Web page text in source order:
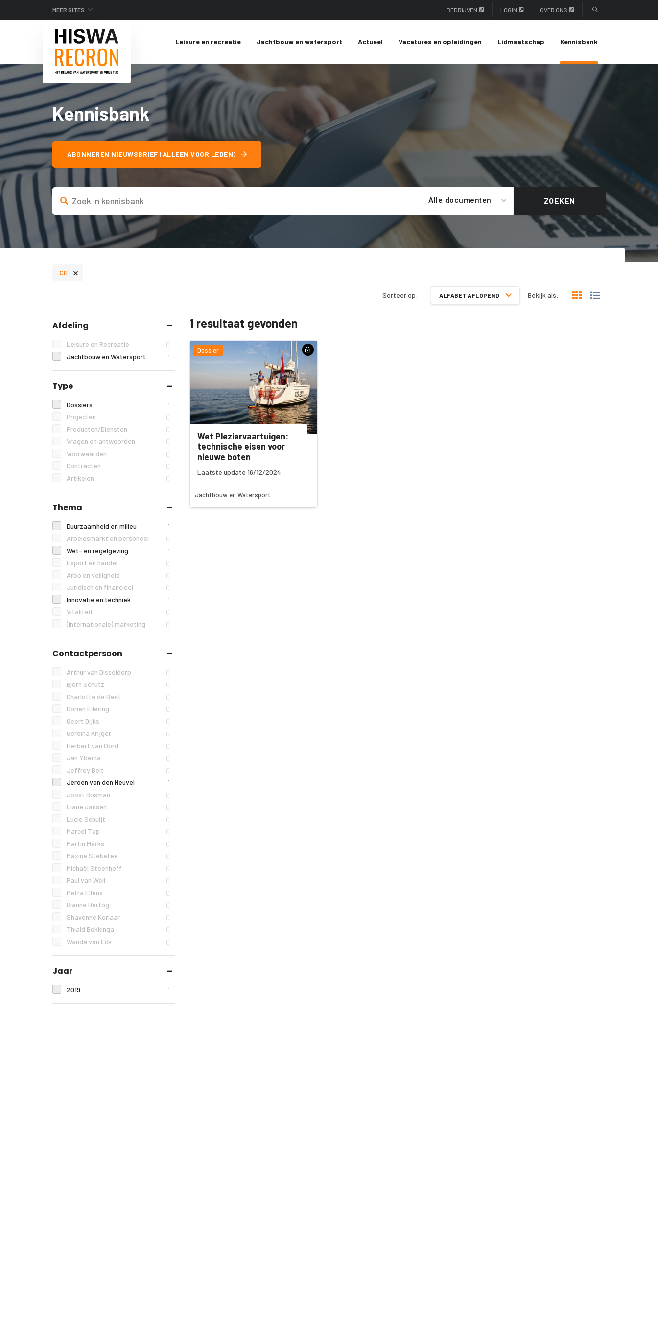
MEER SITES BEDRIJVEN LOGIN OVER ONS
Leisure en recreatie Jachtbouw en watersport Actueel Vacatures en opleidingen Lidmaatschap Kennisbank
Kennisbank
ABONNEREN NIEUWSBRIEF (ALLEEN VOOR LEDEN)
Alle documenten ZOEKEN
CE ×
Sorteer op: ALFABET AFLOPEND Bekijk als:
Afdeling
Leisure en Recreatie 0
Jachtbouw en Watersport 1
Type
Dossiers 1
Projecten 0
Producten/Diensten 0
Vragen en antwoorden 0
Voorwaarden 0
Contracten 0
Artikelen 0
Thema
Duurzaamheid en milieu 1
Arbeidsmarkt en personeel 0
Wet- en regelgeving 1
Export en handel 0
Arbo en veiligheid 0
Juridisch en financieel 0
Innovatie en techniek 1
Vitaliteit 0
(Internationale) marketing 0
Contactpersoon
Arthur van Disseldorp 0
Björn Schutz 0
Charlotte de Baat 0
Dorien Eilering 0
Geert Dijks 0
Gerdina Krijger 0
Herbert van Oord 0
Jan Ybema 0
Jeffrey Belt 0
Jeroen van den Heuvel 1
Joost Bosman 0
Liane Jansen 0
Lucie Schuijt 0
Marcel Tap 0
Martin Merks 0
Maxine Steketee 0
Michaël Steenhoff 0
Paul van Well 0
Petra Ellens 0
Rianne Hartog 0
Shavonne Korlaar 0
Thiald Bokkinga 0
Wanda van Eck 0
Jaar
2019 1
1 resultaat gevonden
Dossier
Wet Pleziervaartuigen:
technische eisen voor
nieuwe boten
Laatste update 16/12/2024
Jachtbouw en Watersport